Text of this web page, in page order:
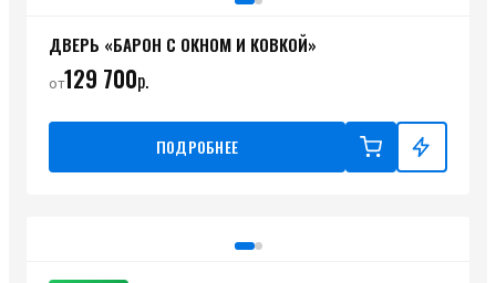
ДВЕРЬ «БАРОН С ОКНОМ И КОВКОЙ»
от129 700р.
ПОДРОБНЕЕ